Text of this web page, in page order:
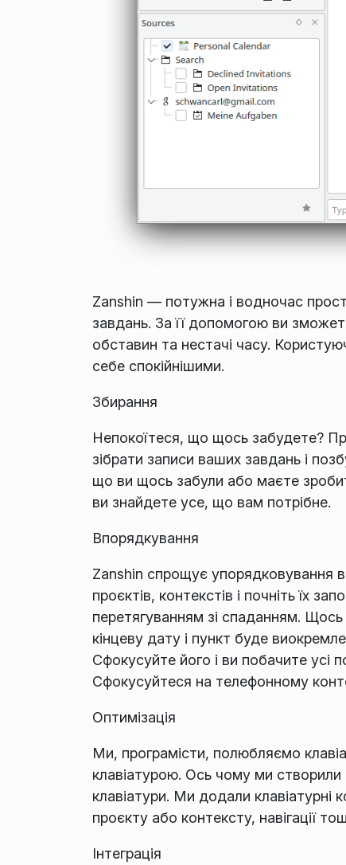
Zanshin — потужна і водночас
завдань. За її допомогою ви
обставин та нестачі часу.
себе спокійнішими.
Збирання
Непокоїтеся, що щось забудете?
зібрати записи ваших завдань і
що ви щось забули або маєте
ви знайдете усе, що вам потрібне.
Впорядкування
Zanshin спрощує упорядковування
проєктів, контекстів і почніть їх
перетягуванням зі спаданням.
кінцеву дату і пункт буде
Сфокусуйте його і ви побачите усі
Сфокусуйтеся на телефонному
Оптимізація
Ми, програмісти, полюбляємо
клавіатурою. Ось чому ми
клавіатури. Ми додали клавіатурні
проєкту або контексту, навігації
Інтеграція